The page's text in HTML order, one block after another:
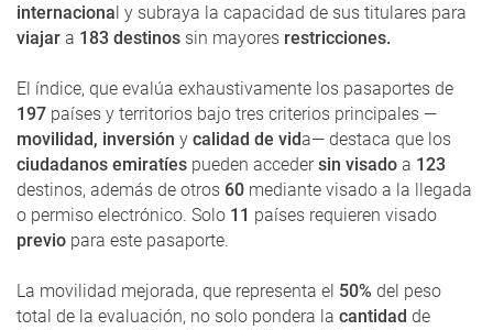
internaciona l y subraya la capacidad de sus titulares para
viajar a 183 destinos sin mayores restricciones.
El índice, que evalúa exhaustivamente los pasaportes de
197 países y territorios bajo tres criterios principales —
movilidad, inversión y calidad de vida— destaca que los
ciudadanos emiratíes pueden accedersin visado a 123
destinos, además de otros 60 mediante visado a la llegada
o permiso electrónico. Solo 11 países requieren visado
previo para este pasaporte.
La movilidad mejorada, que representa el 50% del peso
total de la evaluación, no solo pondera la cantidad de